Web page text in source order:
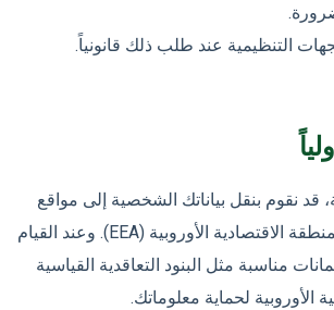
التنظيمية عند طلب ذلك قانونياً.
قد نقوم بنقل بياناتك الشخصية إلى مواقع
خارج بلد إقامتك أو المنطقة الاقتصادية الأوروبية (EEA). وعند القيام
مناسبة مثل البنود التعاقدية القياسية
الأوروبية لحماية معلوماتك.